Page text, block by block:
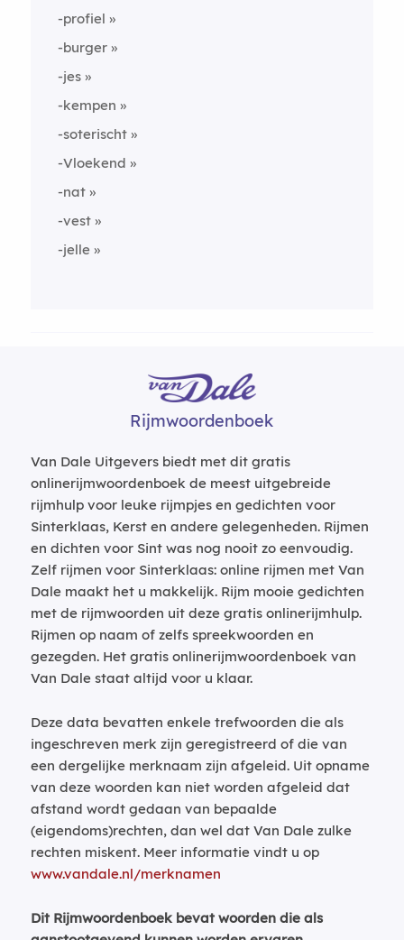
-profiel
-burger
-jes
-kempen
-soterischt
-Vloekend
-nat
-vest
-jelle
Rijmwoordenboek
Van Dale Uitgevers biedt met dit gratis
onlinerijmwoordenboek de meest uitgebreide
rijmhulp voor leuke rijmpjes en gedichten voor
Sinterklaas, Kerst en andere gelegenheden. Rijmen
en dichten voor Sint was nog nooit zo eenvoudig.
Zelf rijmen voor Sinterklaas: online rijmen met Van
Dale maakt het u makkelijk. Rijm mooie gedichten
met de rijmwoorden uit deze gratis onlinerijmhulp.
Rijmen op naam of zelfs spreekwoorden en
gezegden. Het gratis onlinerijmwoordenboek van
Van Dale staat altijd voor u klaar.
Deze data bevatten enkele trefwoorden die als
ingeschreven merk zijn geregistreerd of die van
een dergelijke merknaam zijn afgeleid. Uit opname
van deze woorden kan niet worden afgeleid dat
afstand wordt gedaan van bepaalde
(eigendoms)rechten, dan wel dat Van Dale zulke
rechten miskent. Meer informatie vindt u op
www.vandale.nl/merknamen
Dit Rijmwoordenboek bevat woorden die als